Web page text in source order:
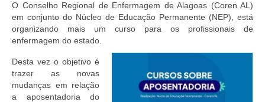
Governança
Transparência e Prestação de Contas
Eleições
Eleições Triênio 2027-2029
O Conselho Regional de Enfermagem de Alagoas (Coren AL)
em conjunto do Núcleo de Educação Permanente (NEP), está
organizando mais um curso para os profissionais de
enfermagem do estado.
Desta vez o objetivo é
trazer as novas
mudanças em relação
a aposentadoria do